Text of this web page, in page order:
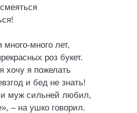
много лет,
роз букет.
хочу я пожелать
и бед не знать!
и муж сильней любил,
– на ушко говорил.